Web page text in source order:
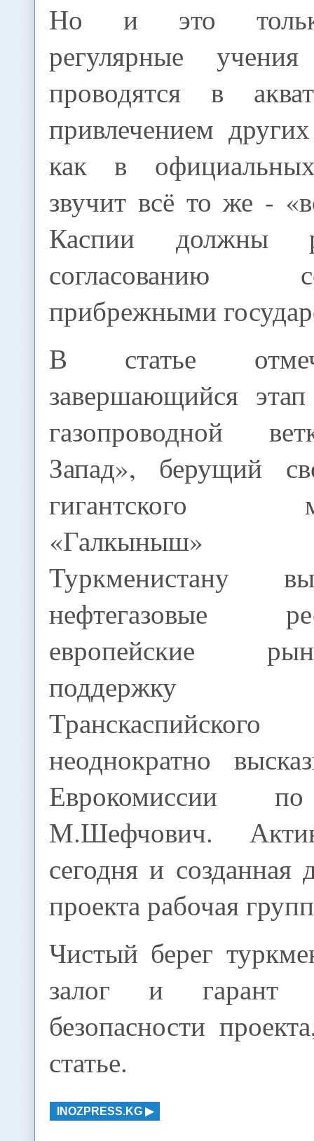
Но и это
регулярные
проводятся в
привлечением
как в
звучит всё то же -
Каспии должны
прибрежными
В статье
завершающийся этап
газопроводной
Запад», берущий
гигантского
«Галкыныш»
Туркменистану
нефтегазовые
европейские
поддержку
неоднократно
Еврокомиссии
М.Шефчович.
сегодня и созданная
проекта рабочая
Чистый берег
залог и гарант
безопасности
статье.
INOZPRESS.KG